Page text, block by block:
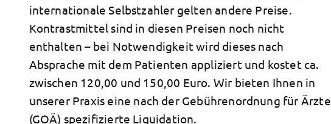
internationale Selbstzahler gelten andere Preise.
Kontrastmittel sind in diesen Preisen noch nicht
enthalten – bei Notwendigkeit wird dieses nach
Absprache mit dem Patienten appliziert und kostet ca.
zwischen 120,00 und 150,00 Euro. Wir bieten Ihnen in
unserer Praxis eine nach der Gebührenordnung für Ärzte
(GOÄ) spezifizierte Liquidation.